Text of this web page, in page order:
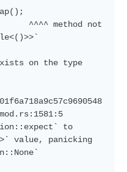
on the type
to
value, panicking